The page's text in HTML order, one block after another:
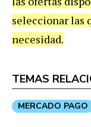
seleccionar las
necesidad.
TEMAS
MERCADO PAGO